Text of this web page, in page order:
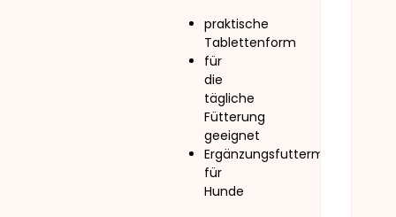
praktische
Tablettenform
für
die
tägliche
Fütterung
geeignet
Ergänzungsfuttermittel
für
Hunde